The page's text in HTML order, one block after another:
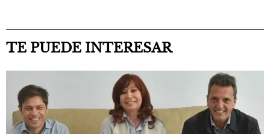
TE PUEDE INTERESAR